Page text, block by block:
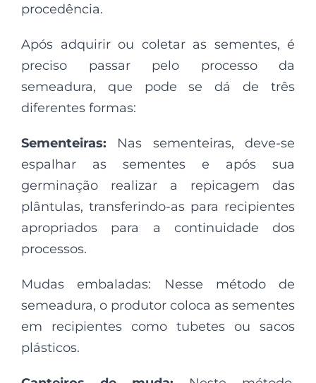
procedência.
Após adquirir ou coletar as sementes, é
preciso passar pelo processo da
semeadura, que pode se dá de três
diferentes formas:
Sementeiras: Nas sementeiras, deve-se
espalhar as sementes e após sua
germinação realizar a repicagem das
plântulas, transferindo-as para recipientes
apropriados para a continuidade dos
processos.
Mudas embaladas: Nesse método de
semeadura, o produtor coloca as sementes
em recipientes como tubetes ou sacos
plásticos.